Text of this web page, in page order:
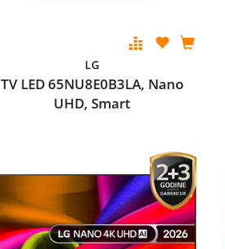
LG
TV LED 65NU8E0B3LA, Nano
UHD, Smart